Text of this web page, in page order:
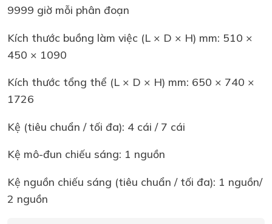
9999 giờ mỗi phân đoạn
Kích thước buồng làm việc (L × D × H) mm: 510 ×
450 × 1090
Kích thước tổng thể (L × D × H) mm: 650 × 740 ×
1726
Kệ (tiêu chuẩn / tối đa): 4 cái / 7 cái
Kệ mô-đun chiếu sáng: 1 nguồn
Kệ nguồn chiếu sáng (tiêu chuẩn / tối đa): 1 nguồn/
2 nguồn